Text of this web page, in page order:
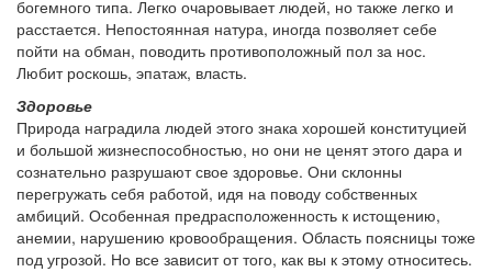
богемного типа. Легко очаровывает людей, но также легко и
расстается. Непостоянная натура, иногда позволяет себе
пойти на обман, поводить противоположный пол за нос.
Любит роскошь, эпатаж, власть.
Здоровье
Природа наградила людей этого знака хорошей конституцией
и большой жизнеспособностью, но они не ценят этого дара и
сознательно разрушают свое здоровье. Они склонны
перегружать себя работой, идя на поводу собственных
амбиций. Особенная предрасположенность к истощению,
анемии, нарушению кровообращения. Область поясницы тоже
под угрозой. Но все зависит от того, как вы к этому относитесь.